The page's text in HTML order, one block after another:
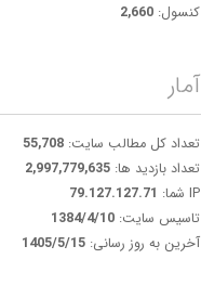
کنسول: 2,660
آمار
تعداد کل مطالب سایت: 55,708
تعداد بازدید ها: 2,997,779,635
IP شما:
79.127.127.71
تاسیس سایت: 1384/4/10
آخرین به روز رسانی: 1405/5/15